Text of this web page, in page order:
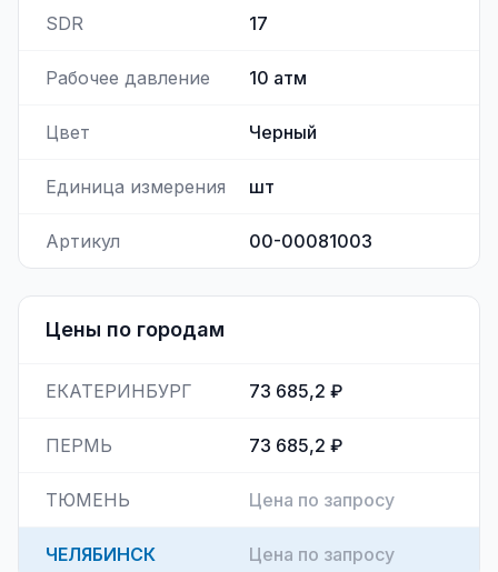
SDR 17
Рабочее давление 10 атм
Цвет Черный
Единица измерения шт
Артикул 00-00081003
Цены по городам
ЕКАТЕРИНБУРГ 73 685,2 ₽
ПЕРМЬ 73 685,2 ₽
ТЮМЕНЬ Цена по запросу
ЧЕЛЯБИНСК Цена по запросу